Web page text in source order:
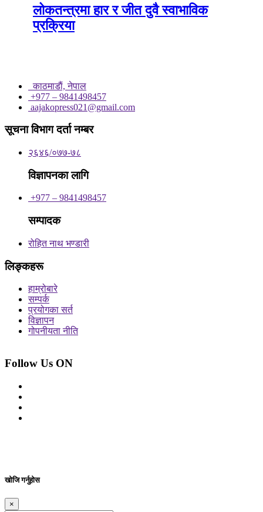
लोकतन्त्रमा हार र जीत दुवै स्वाभाविक
प्रक्रिया
काठमाडाैं, नेपाल
+977 – 9841498457
aajakopress021@gmail.com
सूचना विभाग दर्ता नम्बर
२६४६/०७७-७८
विज्ञापनका लागि
+977 – 9841498457
सम्पादक
रोहित नाथ भण्डारी
लिङ्कहरू
हाम्रोबारे
सम्पर्क
प्रयोगका सर्त
विज्ञापन
गोपनीयता नीति
Follow Us ON
खोजि गर्नुहोस
×